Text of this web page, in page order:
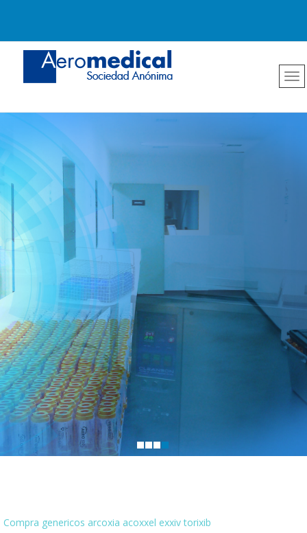
Compra genericos arcoxia acoxxel exxiv torixib